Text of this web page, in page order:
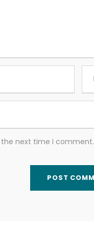
the next time I comment.